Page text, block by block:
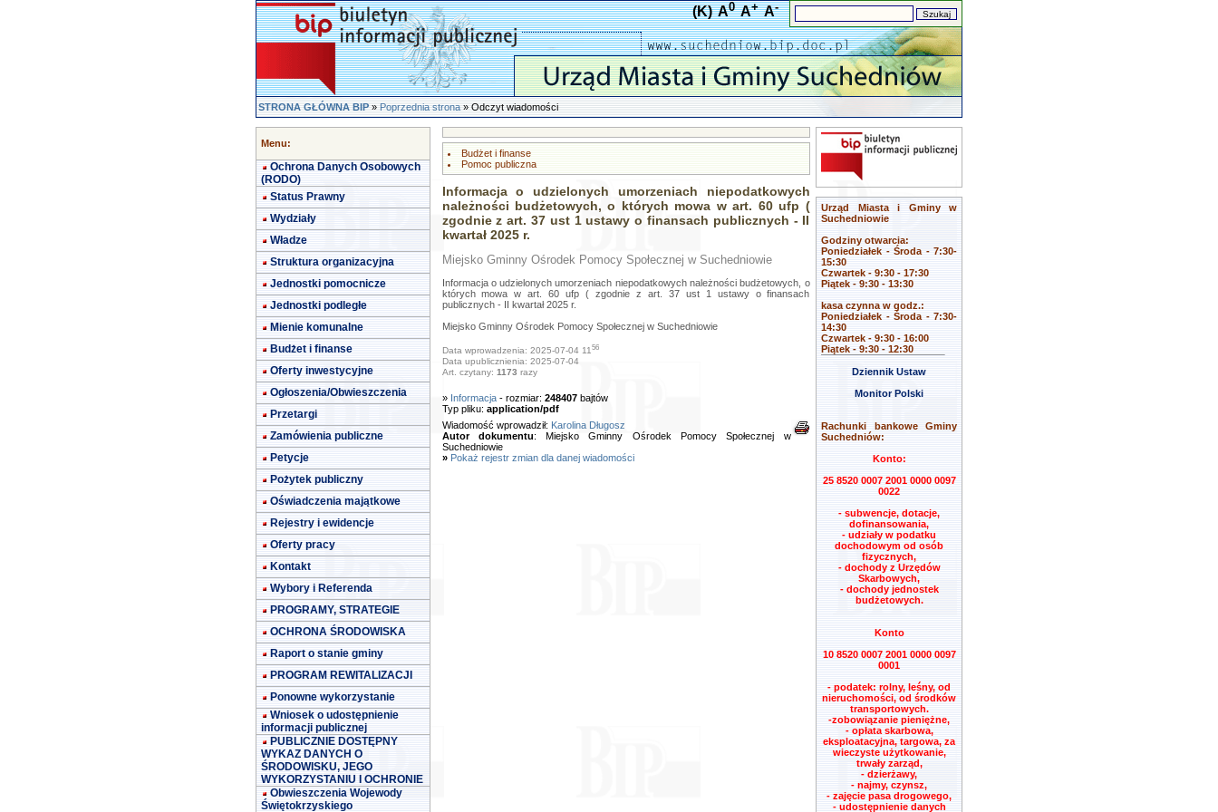
(K) A0 A+ A-
STRONA GŁÓWNA BIP»Poprzednia strona» Odczyt wiadomości
Menu:
Ochrona Danych Osobowych
(RODO)
Status Prawny
Wydziały
Władze
Struktura organizacyjna
Jednostki pomocnicze
Jednostki podległe
Mienie komunalne
Budżet i finanse
Oferty inwestycyjne
Ogłoszenia/Obwieszczenia
Przetargi
Zamówienia publiczne
Petycje
Pożytek publiczny
Oświadczenia majątkowe
Rejestry i ewidencje
Oferty pracy
Kontakt
Wybory i Referenda
PROGRAMY, STRATEGIE
OCHRONA ŚRODOWISKA
Raport o stanie gminy
PROGRAM REWITALIZACJI
Ponowne wykorzystanie
Wniosek o udostępnienie
informacji publicznej
PUBLICZNIE DOSTĘPNY
WYKAZ DANYCH O
ŚRODOWISKU, JEGO
WYKORZYSTANIU I OCHRONIE
Obwieszczenia Wojewody
Świętokrzyskiego
Budżet i finanse
Pomoc publiczna
Informacja o udzielonych umorzeniach niepodatkowych
należności budżetowych, o których mowa w art. 60 ufp (
zgodnie z art. 37 ust 1 ustawy o finansach publicznych - II
kwartał 2025 r.
Miejsko Gminny Ośrodek Pomocy Społecznej w Suchedniowie
Informacja o udzielonych umorzeniach niepodatkowych należności budżetowych, o
których mowa w art. 60 ufp ( zgodnie z art. 37 ust 1 ustawy o finansach
publicznych - II kwartał 2025 r.
Miejsko Gminny Ośrodek Pomocy Społecznej w Suchedniowie
Data wprowadzenia: 2025-07-04 1156
Data upublicznienia: 2025-07-04
Art. czytany: 1173 razy
» Informacja - rozmiar: 248407bajtów
Typ pliku: application/pdf
Wiadomość wprowadził: Karolina Długosz
Autor dokumentu: Miejsko Gminny Ośrodek Pomocy Społecznej w
Suchedniowie
» Pokaż rejestr zmian dla danej wiadomości
Urząd Miasta i Gminy w
Suchedniowie
Godziny otwarcia:
Poniedziałek - Środa - 7:30-
15:30
Czwartek - 9:30 - 17:30
Piątek - 9:30 - 13:30
kasa czynna w godz.:
Poniedziałek - Środa - 7:30-
14:30
Czwartek - 9:30 - 16:00
Piątek - 9:30 - 12:30
Dziennik Ustaw
Monitor Polski
Rachunki bankowe Gminy
Suchedniów:
Konto:
25 8520 0007 2001 0000 0097
0022
- subwencje, dotacje,
dofinansowania,
- udziały w podatku
dochodowym od osób
fizycznych,
- dochody z Urzędów
Skarbowych,
- dochody jednostek
budżetowych.
Konto
10 8520 0007 2001 0000 0097
0001
- podatek: rolny, leśny, od
nieruchomości, od środków
transportowych.
-zobowiązanie pieniężne,
- opłata skarbowa,
eksploatacyjna, targowa, za
wieczyste użytkowanie,
trwały zarząd,
- dzierżawy,
- najmy, czynsz,
- zajęcie pasa drogowego,
- udostępnienie danych